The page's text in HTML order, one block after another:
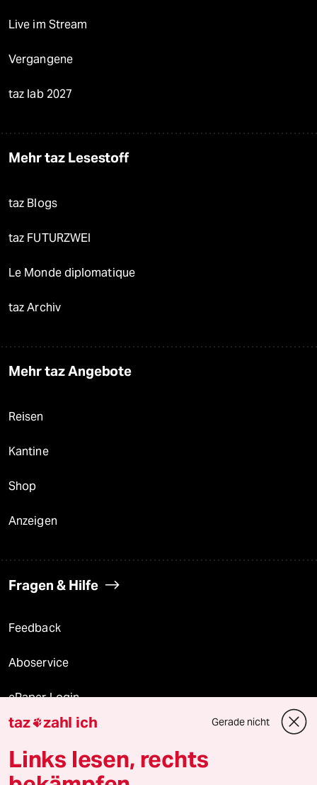
Live im Stream
Vergangene
taz lab 2027
Mehr taz Lesestoff
taz Blogs
taz FUTURZWEI
Le Monde diplomatique
taz Archiv
Mehr taz Angebote
Reisen
Kantine
Shop
Anzeigen
Fragen & Hilfe
Feedback
Aboservice
ePaper Login
Downloads für Abonnierende
taz zahl ich Gerade nicht
Links lesen, rechts